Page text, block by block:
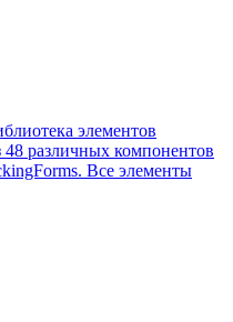
элементов
48 различных компонентов
Все элементы